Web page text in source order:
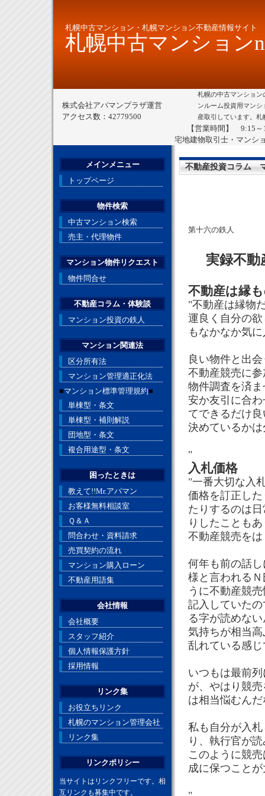
札幌中古マンション・札幌マンション不動産情報サイト
札幌中古マンション
株式会社アパマンプラザ運営
アクセス数：42779500
札幌の中古マンショ
ンルーム投資用マン
産取引しています。
【営業時間】 9:15
宅地建物取引士・マンシ
不動産投資コラム
第十六の鉄人
実録不動
不動産は縁
"不動産は縁物
運良く自分の
もなかなか気
良い物件と出
不動産競売に
物件調査を済
安か友引に合
てできるだけ
決めているか
"
入札価格
"一番大切な入
価格を訂正し
たりするのは
りしたことも
不動産競売を
何年も前の話
様と言われる
うに不動産競
記入していた
る字が読めな
気持ちが相当
乱れている感
いつもは最前
が、やはり競
は相当悩むん
私も自分が入
り、執行官が
このように競
成に保つこと
メインメニュー
トップページ
物件検索
中古マンション検索
売主・代理物件
マンション物件リクエスト
物件問合せ
不動産コラム・体験談
マンション投資の鉄人
マンション関連法
区分所有法
マンション管理適正化法
■マンション標準管理規約■
単棟型・条文
単棟型・補則解説
団地型・条文
複合用途型・条文
困ったときは
教えて!!Mr.アパマン
お客様無料相談室
Ｑ＆Ａ
問合わせ・資料請求
売買契約の流れ
マンション購入ローン
不動産用語集
会社情報
会社概要
スタッフ紹介
個人情報保護方針
採用情報
リンク集
お役立ちリンク
札幌のマンション管理会社
リンク集
リンクポリシー
当サイトはリンクフリーです。相
互リンクも募集中です。